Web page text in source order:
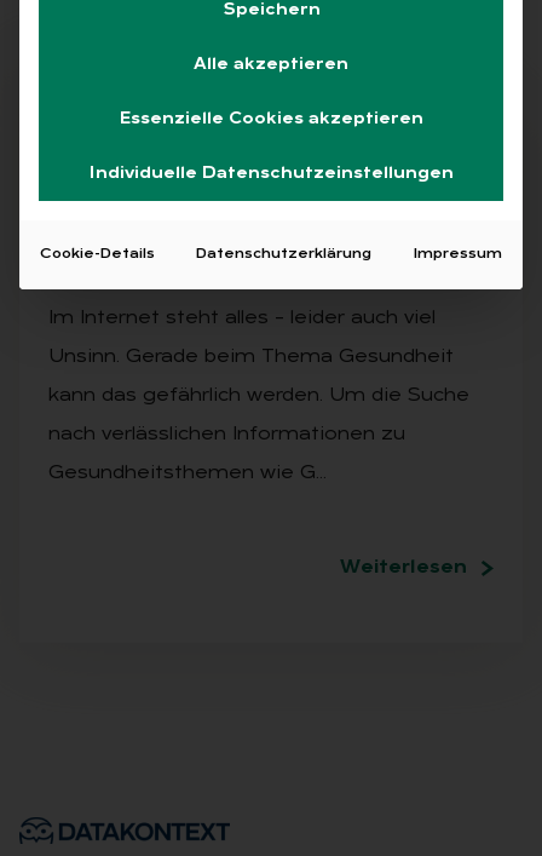
AUSGABE 1/2021
den
Im Internet steht alles – leider auch viel
Unsinn. Gerade beim Thema Gesundheit
kann das gefährlich werden. Um die Suche
nach verlässlichen Informationen zu
Gesundheitsthemen wie G…
Weiterlesen
Speichern
Alle akzeptieren
Essenzielle Cookies akzeptieren
Individuelle Datenschutzeinstellungen
Cookie-Details Datenschutzerklärung Impressum